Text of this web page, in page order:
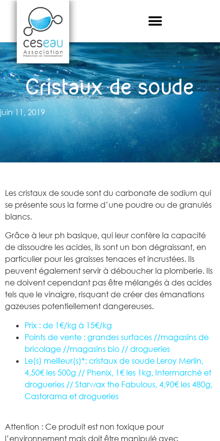
Cristaux de soude
juin 11, 2019
Les cristaux de soude sont du carbonate de sodium qui
se présente sous la forme d’une poudre ou de granulés
blancs.
Grâce à leur ph basique, qui leur confère la capacité
de dissoudre les acides, ils sont un bon dégraissant, en
particulier pour les graisses tenaces et incrustées. Ils
peuvent également servir à déboucher la plomberie. Ils
ne doivent cependant pas être mélangés à des acides
tels que le vinaigre, risquant de créer des émanations
gazeuses potentiellement dangereuses.
Prix : de 1€/kg à 15€/kg
Points de vente : grandes surfaces //magasins de
bricolage //magasins bio // drogueries
Le(s) meilleur(s)*: cristaux de soude Leroy Merlin,
4,50€ les 500g // Phenix, 1€ les 1kg, Intermarché et
drogueries // Starwax the Fabulous, 4,90€ les 480g,
Castorama et drogueries
Attention : Ce produit est non toxique pour
l’environnement mais doit être manipulé avec